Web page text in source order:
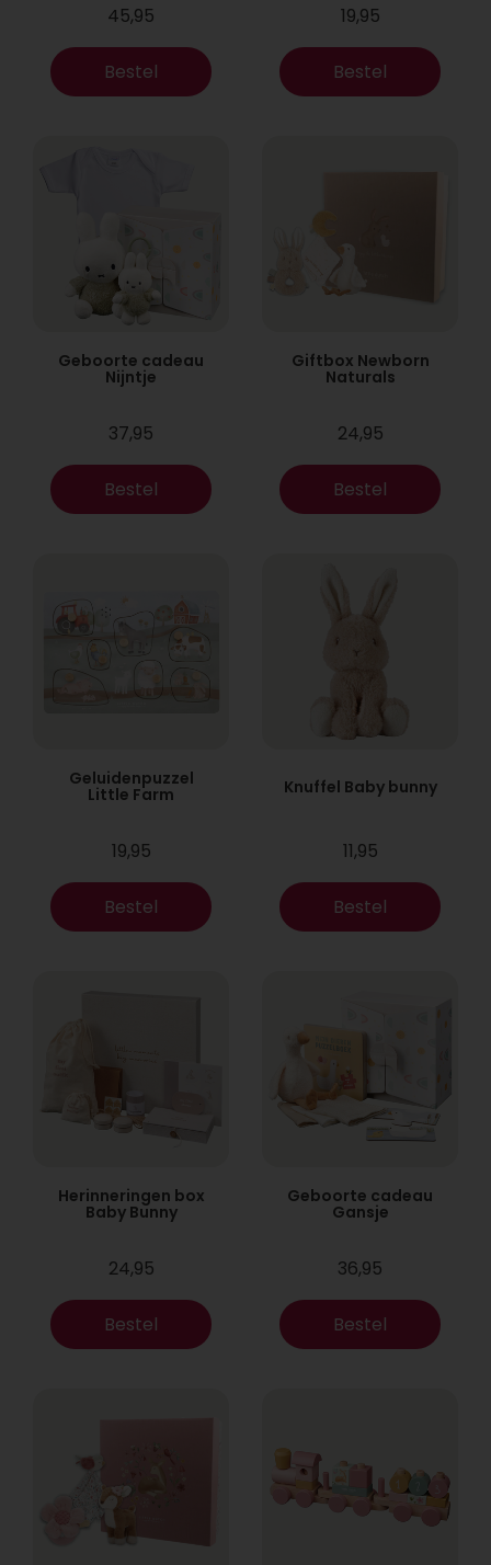
45,95
Bestel
19,95
Bestel
Geboorte cadeau
Nijntje
37,95
Bestel
Giftbox Newborn
Naturals
24,95
Bestel
Geluidenpuzzel
Little Farm
19,95
Bestel
Knuffel Baby bunny
11,95
Bestel
Herinneringen box
Baby Bunny
24,95
Bestel
Geboorte cadeau
Gansje
36,95
Bestel